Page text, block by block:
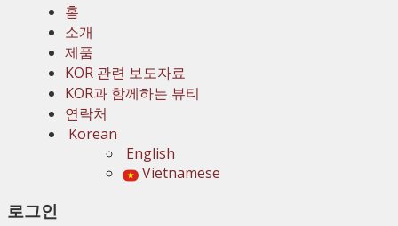
홈
소개
제품
KOR 관련 보도자료
KOR과 함께하는 뷰티
연락처
Korean
English
Vietnamese
로그인